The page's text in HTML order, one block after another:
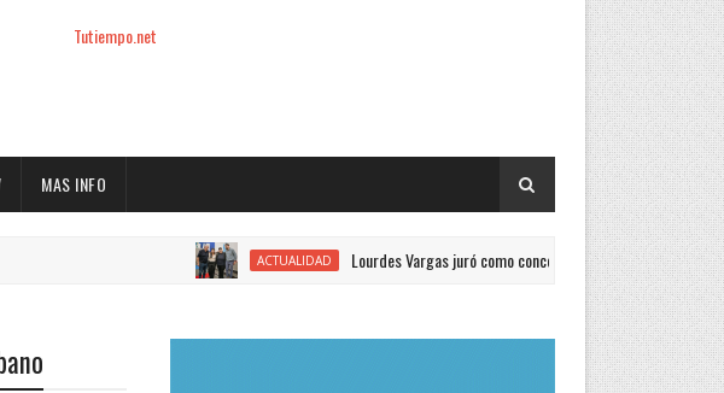
Tutiempo.net
MAS INFO
ACTUALIDAD Lourdes Vargas juró como concejal por el Justicialismo